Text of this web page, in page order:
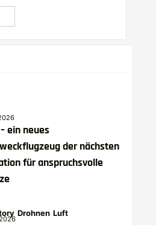
ein neues
der nächsten
für anspruchsvolle
Drohnen Luft